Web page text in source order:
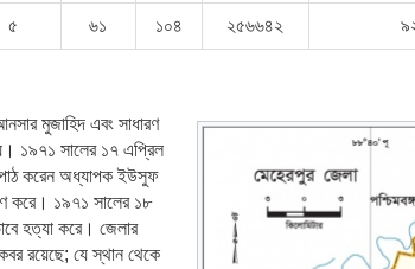
৫ ৬১ ১০৪ ২৫৬৬৪২
মুজাহিদ এবং সাধারণ
১৯৭১ সালের ১৭ এপ্রিল
পাঠ করেন অধ্যাপক ইউসুফ
করে। ১৯৭১ সালের ১৮
হত্যা করে। জেলার
রয়েছে; যে স্থান থেকে